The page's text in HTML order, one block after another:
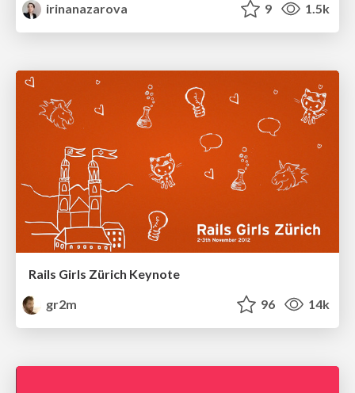
irinanazarova
9 1.5k
Rails Girls Zürich Keynote
gr2m
96 14k